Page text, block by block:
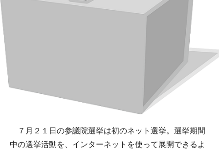
７月２１日の参議院選挙は初のネット選挙。選挙期間
中の選挙活動を、インターネットを使って展開できるよ